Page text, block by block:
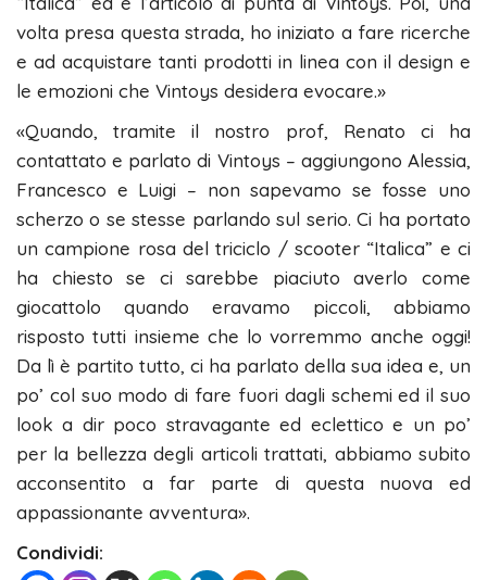
volta presa questa strada, ho iniziato a fare ricerche
e ad acquistare tanti prodotti in linea con il design e
le emozioni che Vintoys desidera evocare.»
«Quando, tramite il nostro prof, Renato ci ha
contattato e parlato di Vintoys – aggiungono Alessia,
Francesco e Luigi – non sapevamo se fosse uno
scherzo o se stesse parlando sul serio. Ci ha portato
un campione rosa del triciclo / scooter “Italica” e ci
ha chiesto se ci sarebbe piaciuto averlo come
giocattolo quando eravamo piccoli, abbiamo
risposto tutti insieme che lo vorremmo anche oggi!
Da lì è partito tutto, ci ha parlato della sua idea e, un
po’ col suo modo di fare fuori dagli schemi ed il suo
look a dir poco stravagante ed eclettico e un po’
per la bellezza degli articoli trattati, abbiamo subito
acconsentito a far parte di questa nuova ed
appassionante avventura».
Condividi: